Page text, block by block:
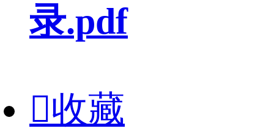
录.pdf
收藏